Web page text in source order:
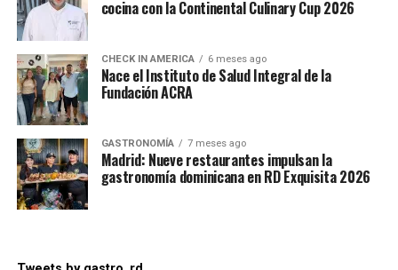
cocina con la Continental Culinary Cup 2026
CHECK IN AMERICA 6 meses ago
Nace el Instituto de Salud Integral de la
Fundación ACRA
GASTRONOMÍA 7 meses ago
Madrid: Nueve restaurantes impulsan la
gastronomía dominicana en RD Exquisita 2026